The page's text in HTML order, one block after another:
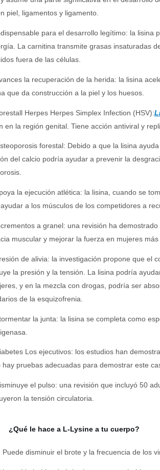
piel, ligamentos y ligamento.
para el desarrollo legítimo: la lisina
La carnitina transmite grasas insaturadas
fuera de las células.
la recuperación de la herida: la lisina
que da construcción a la piel y los huesos.
Herpes Herpes Simplex Infection (HSV):
en la región genital. Tiene acción antiviral y
forestal: Debido a que la lisina
del calcio podría ayudar a prevenir la
la ejecución atlética: la lisina, cuando se
a los músculos de los competidores a
a granel: una revisión ha
muscular y mejorar la fuerza en mujeres más
de alivia: la investigación propone que el
la presión y la tensión. La lisina podría
y en la mezcla con drogas, podría ser
de la esquizofrenia.
la junta: la lisina se completa como
Los ejecutivos: los estudios han
hay pruebas adecuadas para demostrar este
el pulso: una revisión que incluyó 50
la tensión circulatoria.
¿Qué le hace a L-Lysine a tu cuerpo?
Puede disminuir el brote y la frecuencia de los